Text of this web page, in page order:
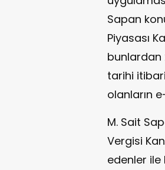
Sapan
Piyasası
bunlardan
tarihi
olanların
M. Sait
Vergisi
edenler ile